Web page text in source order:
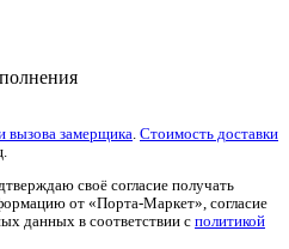
вызова замерщика Стоимость доставки
своё согласие получать
от «Порта-Маркет», согласие
данных в соответствии с политикой